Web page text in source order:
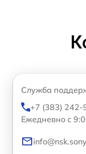
Служба
+7 (383) 242-
Ежедневно с